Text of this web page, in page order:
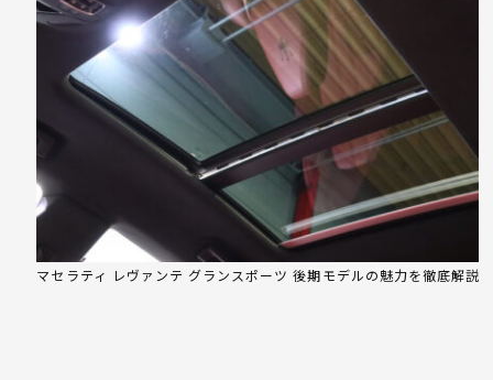
マセラティ レヴァンテ グランスポーツ 後期モデルの魅力を徹底解説